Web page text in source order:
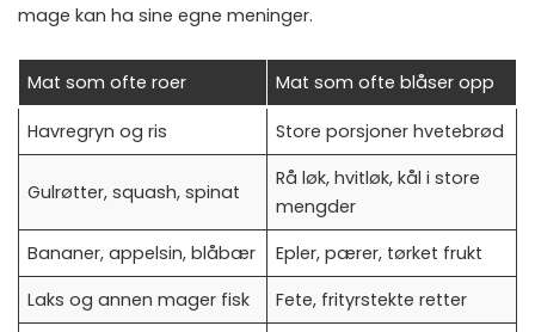
mage kan ha sine egne meninger.
Mat som ofte roer Mat som ofte blåser opp
Havregryn og ris Store porsjoner hvetebrød
Gulrøtter, squash, spinat
Rå løk, hvitløk, kål i store
mengder
Bananer, appelsin, blåbær
Epler, pærer, tørket frukt
Laks og annen mager fisk
Fete, frityrstekte retter